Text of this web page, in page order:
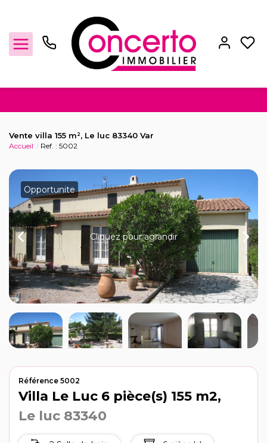
Gestion locative
Locaux Professionnels
Estimation
Recrutement
Notre agence
Vente villa 155 m², Le luc 83340 Var
Accueil Ref. : 5002
Opportunite
Cliquez pour agrandir
Référence 5002
Villa Le Luc 6 pièce(s) 155 m2,
Le luc 83340